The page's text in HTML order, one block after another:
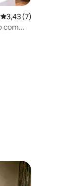
3,43 de uma
3,43 (7)
com